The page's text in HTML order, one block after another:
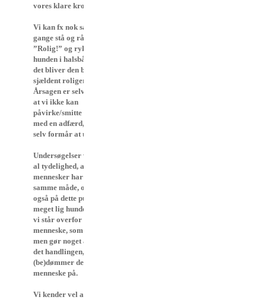
vores klare kropssprog.
Vi kan fx nok så mange
gange stå og råbe
”Rolig!” og rykke
hunden i halsbåndet, -
det bliver den bare
sjældent roligere af.
Årsagen er selvfølgelig,
at vi ikke kan
påvirke/smitte hunden
med en adfærd, vi ikke
selv formår at udvise.
Undersøgelser viser med
al tydelighed, at vi
mennesker har det på
samme måde, og derfor
også på dette punkt er
meget lig hunden. Hvis
vi står overfor et
menneske, som siger ét,
men gør noget andet, er
det handlingen, vi
(be)dømmer dette
menneske på.
Vi kender vel alle